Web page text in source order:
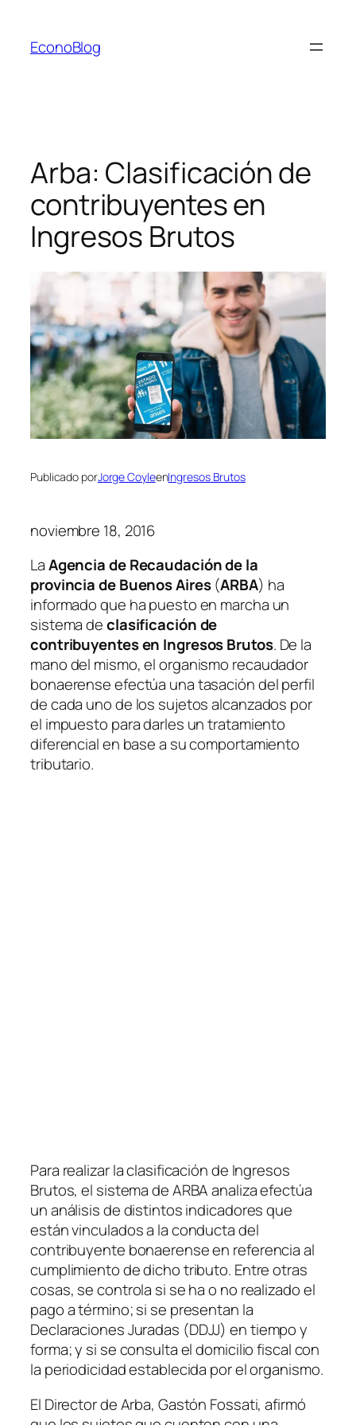
contenido
EconoBlog
Arba: Clasificación de
contribuyentes en
Ingresos Brutos
Publicado porJorge CoyleenIngresos Brutos
noviembre 18, 2016
LaAgencia de Recaudación de la
provincia de Buenos Aires (ARBA) ha
informado que ha puesto en marcha un
sistema declasificación de
contribuyentes en Ingresos Brutos. De la
mano del mismo, el organismo recaudador
bonaerense efectúa una tasación del perfil
de cada uno de los sujetos alcanzados por
el impuesto para darles un tratamiento
diferencial en base a su comportamiento
tributario.
Para realizar la clasificación de Ingresos
Brutos, el sistema de ARBA analiza efectúa
un análisis de distintos indicadores que
están vinculados a la conducta del
contribuyente bonaerense en referencia al
cumplimiento de dicho tributo. Entre otras
cosas, se controla si se ha o no realizado el
pago a término; si se presentan la
Declaraciones Juradas (DDJJ) en tiempo y
forma; y si se consulta el domicilio fiscal con
la periodicidad establecida por el organismo.
El Director de Arba, Gastón Fossati, afirmó